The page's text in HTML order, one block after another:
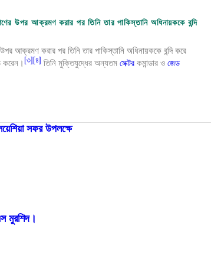
উপর আক্রমণ করার পর তিনি তার পাকিস্তানি অধিনায়ককে বন্দি
আক্রমণ করার পর তিনি তার পাকিস্তানি অধিনায়ককে বন্দি করে
করেন। [৩] [৪] তিনি মুক্তিযুদ্ধের অন্যতম সেক্টর কমান্ডার ও জেড
সফর উপলক্ষে
মুরশিদ।